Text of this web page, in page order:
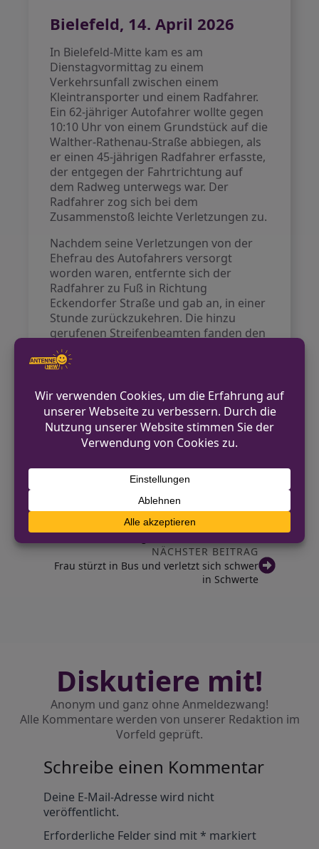
Bielefeld, 14. April 2026
In Bielefeld-Mitte kam es am
Dienstagvormittag zu einem
Verkehrsunfall zwischen einem
Kleintransporter und einem Radfahrer.
Ein 62-jähriger Autofahrer wollte gegen
10:10 Uhr von einem Grundstück auf die
Walther-Rathenau-Straße abbiegen, als
er einen 45-jährigen Radfahrer erfasste,
der entgegen der Fahrtrichtung auf
dem Radweg unterwegs war. Der
Radfahrer zog sich bei dem
Zusammenstoß leichte Verletzungen zu.
Nachdem seine Verletzungen von der
Ehefrau des Autofahrers versorgt
worden waren, entfernte sich der
Radfahrer zu Fuß in Richtung
Eckendorfer Straße und gab an, in einer
Stunde zurückzukehren. Die hinzu
gerufenen Streifenbeamten fanden den
Radfahrer jedoch bereits in der Nähe.
Bei der Überprüfung stellte sich heraus,
gestohlen gemeldet war. Die Beamten
sicherten das Fahrrad und leiteten ein
Verfahren wegen Hehlerei und
unerlaubtem Entfernen vom Unfallort
VORHERIGER BEITRAG
Mini-Bagger in Willebadessen entwendet –
Polizei sucht Zeugen
NÄCHSTER BEITRAG
Frau stürzt in Bus und verletzt sich schwer
in Schwerte
Diskutiere mit!
Anonym und ganz ohne Anmeldezwang!
Alle Kommentare werden von unserer Redaktion im
Vorfeld geprüft.
Schreibe einen Kommentar
Deine E-Mail-Adresse wird nicht
veröffentlicht.
Erforderliche Felder sind mit* markiert